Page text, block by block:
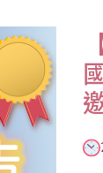
會..